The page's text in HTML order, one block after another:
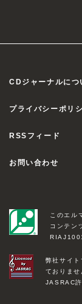
CDジャーナルにつ
プライバシーポリ
RSSフィード
お問い合わせ
このエル
コンテン
弊社サイト
ておりませ
JASRAC